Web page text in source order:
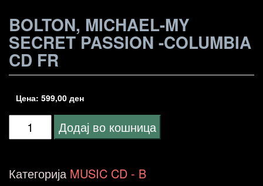
BOLTON, MICHAEL-MY
SECRET PASSION -COLUMBIA
CD FR
Цена: 599,00 ден
Bolton,
My
Додај во кошница
Категорија MUSIC CD - B